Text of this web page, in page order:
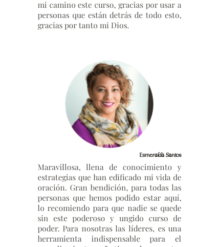
mi camino este curso, gracias por usar a
personas que están detrás de todo esto,
gracias por tanto mi Dios.
Esmeralda Santos
Maravillosa, llena de conocimiento y
estrategias que han edificado mi vida de
oración. Gran bendición, para todas las
personas que hemos podido estar aquí,
lo recomiendo para que nadie se quede
sin este poderoso y ungido curso de
poder. Para nosotras las líderes, es una
herramienta indispensable para el